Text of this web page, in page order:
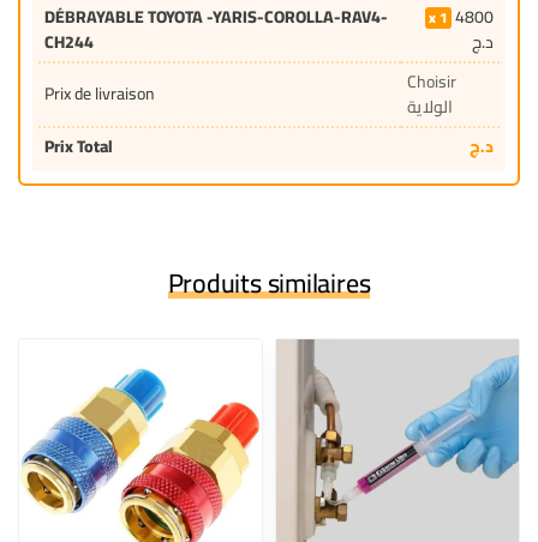
DÉBRAYABLE TOYOTA -YARIS-COROLLA-RAV4-
CH244
1 4800
د.ج
Prix de livraison
Choisir
الولاية
Prix Total
د.ج
Produits similaires